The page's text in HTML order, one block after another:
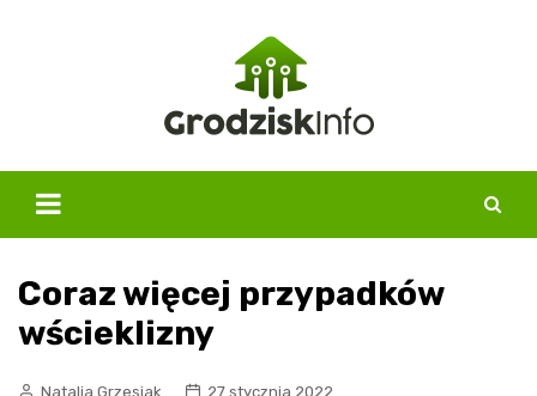
Coraz więcej przypadków
wścieklizny
Natalia Grzesiak
27 stycznia 2022